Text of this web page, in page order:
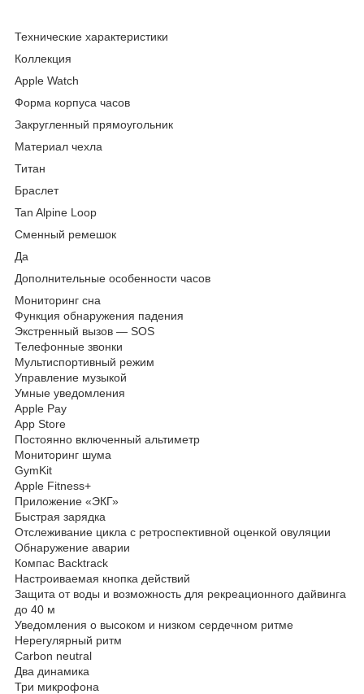
Технические характеристики
Коллекция
Apple Watch
Форма корпуса часов
Закругленный прямоугольник
Материал чехла
Титан
Браслет
Tan Alpine Loop
Сменный ремешок
Да
Дополнительные особенности часов
Мониторинг сна
Функция обнаружения падения
Экстренный вызов — SOS
Телефонные звонки
Мультиспортивный режим
Управление музыкой
Умные уведомления
Apple Pay
App Store
Постоянно включенный альтиметр
Мониторинг шума
GymKit
Apple Fitness+
Приложение «ЭКГ»
Быстрая зарядка
Отслеживание цикла с ретроспективной оценкой овуляции
Обнаружение аварии
Компас Backtrack
Настроиваемая кнопка действий
Защита от воды и возможность для рекреационного дайвинга
до 40 м
Уведомления о высоком и низком сердечном ритме
Нерегулярный ритм
Carbon neutral
Два динамика
Три микрофона